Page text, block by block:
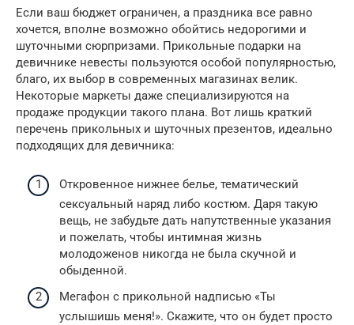
Если ваш бюджет ограничен, а праздника все равно
хочется, вполне возможно обойтись недорогими и
шуточными сюрпризами. Прикольные подарки на
девичнике невесты пользуются особой популярностью,
благо, их выбор в современных магазинах велик.
Некоторые маркеты даже специализируются на
продаже продукции такого плана. Вот лишь краткий
перечень прикольных и шуточных презентов, идеально
подходящих для девичника:
Откровенное нижнее белье, тематический
сексуальный наряд либо костюм. Даря такую
вещь, не забудьте дать напутственные указания
и пожелать, чтобы интимная жизнь
молодоженов никогда не была скучной и
обыденной.
Мегафон с прикольной надписью «Ты
услышишь меня!». Скажите, что он будет просто